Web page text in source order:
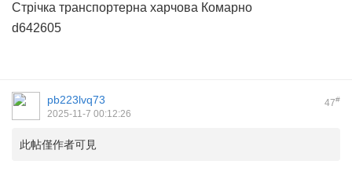
Стрічка транспортерна харчова Комарно
d642605
47#
pb223lvq73
2025-11-7 00:12:26
此帖僅作者可見